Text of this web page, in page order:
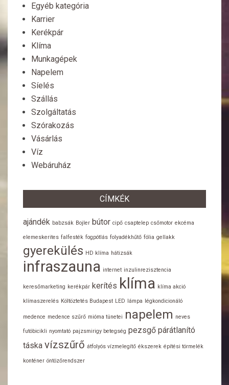
Egyéb kategória
Karrier
Kerékpár
Klíma
Munkagépek
Napelem
Síelés
Szállás
Szolgáltatás
Szórakozás
Vásárlás
Víz
Webáruház
CÍMKÉK
ajándék babzsák Bojler bútor cipő csaptelep csőmotor ekcéma
elemeskerites falfesték fogpótlás folyadékhűtő fólia gellakk
gyerekülés HD klíma hátizsák
infraszauna internet inzulinrezisztencia
keresőmarketing kerékpár kerítés klíma klíma akció
klímaszerelés Költöztetés Budapest LED lámpa légkondicionáló
medence medence szűrő mióma tünetei napelem neves
futóbicikli nyomtató pajzsmirigy betegség pezsgő párátlanító
táska vízszűrő átfolyós vízmelegítő ékszerek építési törmelék
konténer öntözőrendszer